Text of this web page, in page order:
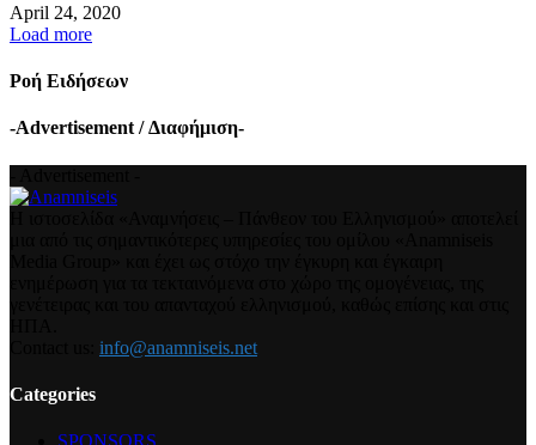
April 24, 2020
Load more
Ροή Ειδήσεων
-Advertisement / Διαφήμιση-
info@anamniseis.net
Categories
SPONSORS